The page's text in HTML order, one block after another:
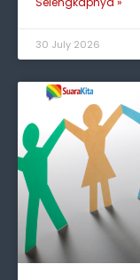
30 July 2026